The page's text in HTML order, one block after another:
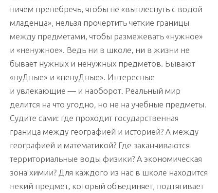
ничем пренебречь, чтобы не «выплеснуть с водой
младенца», нельзя прочертить четкие границы
между предметами, чтобы размежевать «нужное»
и «ненужное». Ведь ни в школе, ни в жизни не
бывает нужных и ненужных предметов. Бывают
«нуДные» и «ненуДные». Интересные
и увлекающие — и наоборот. Реальный мир
делится на что угодно, но не на учебные предметы.
Судите сами: где проходит государственная
граница между географией и историей? А между
географией и математикой? Где заканчиваются
территориальные воды физики? А экономическая
зона химии? Для каждого из нас в школе находится
некий предмет, который объединяет, подтягивает